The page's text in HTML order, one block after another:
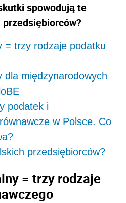
spowodują te
= trzy rodzaje podatku
dla międzynarodowych
podatek i
w Polsce. Co
przedsiębiorców?
= trzy rodzaje